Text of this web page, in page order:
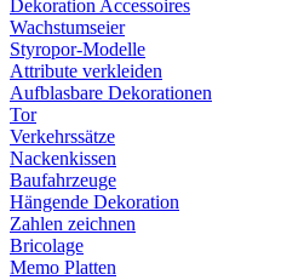
Dekoration Accessoires
Wachstumseier
Styropor-Modelle
Attribute verkleiden
Aufblasbare Dekorationen
Tor
Verkehrssätze
Nackenkissen
Baufahrzeuge
Hängende Dekoration
Zahlen zeichnen
Bricolage
Memo Platten